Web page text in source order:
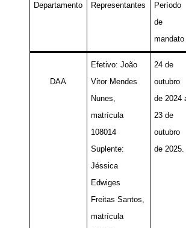
Departamento Representantes
Período
de
mandato
DAA
Efetivo: João
Vitor Mendes
Nunes,
matrícula
108014
Suplente:
Jéssica
Edwiges
Freitas Santos,
matrícula
24 de
outubro
de 2024
23 de
outubro
de 2025.